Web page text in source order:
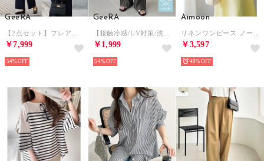
GeeRA
￥7,999
54%
GeeRA
￥1,999
54%
Aimoon
￥3,597
40%